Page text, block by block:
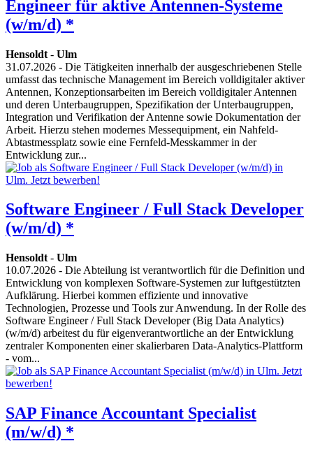
Engineer für aktive Antennen-Systeme
(w/m/d) *
Hensoldt - Ulm
31.07.2026 - Die Tätigkeiten innerhalb der ausgeschriebenen Stelle
umfasst das technische Management im Bereich volldigitaler aktiver
Antennen, Konzeptionsarbeiten im Bereich volldigitaler Antennen
und deren Unterbaugruppen, Spezifikation der Unterbaugruppen,
Integration und Verifikation der Antenne sowie Dokumentation der
Arbeit. Hierzu stehen modernes Messequipment, ein Nahfeld-
Abtastmessplatz sowie eine Fernfeld-Messkammer in der
Entwicklung zur...
Software Engineer / Full Stack Developer
(w/m/d) *
Hensoldt - Ulm
10.07.2026 - Die Abteilung ist verantwortlich für die Definition und
Entwicklung von komplexen Software-Systemen zur luftgestützten
Aufklärung. Hierbei kommen effiziente und innovative
Technologien, Prozesse und Tools zur Anwendung. In der Rolle des
Software Engineer / Full Stack Developer (Big Data Analytics)
(w/m/d) arbeitest du für eigenverantwortliche an der Entwicklung
zentraler Komponenten einer skalierbaren Data-Analytics-Plattform
- vom...
SAP Finance Accountant Specialist
(m/w/d) *